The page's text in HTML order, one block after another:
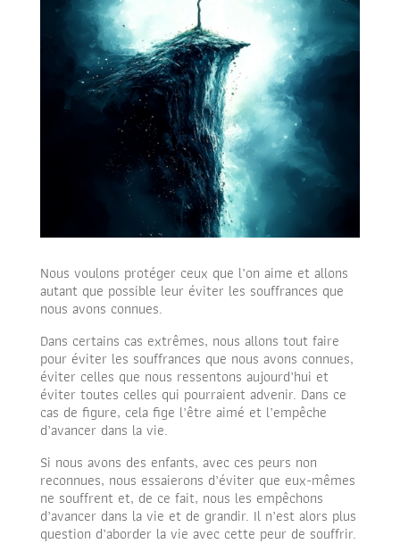
Nous voulons protéger ceux que l’on aime et allons
autant que possible leur éviter les souffrances que
nous avons connues.
Dans certains cas extrêmes, nous allons tout faire
pour éviter les souffrances que nous avons connues,
éviter celles que nous ressentons aujourd’hui et
éviter toutes celles qui pourraient advenir. Dans ce
cas de figure, cela fige l’être aimé et l’empêche
d’avancer dans la vie.
Si nous avons des enfants, avec ces peurs non
reconnues, nous essaierons d’éviter que eux-mêmes
ne souffrent et, de ce fait, nous les empêchons
d’avancer dans la vie et de grandir. Il n’est alors plus
question d’aborder la vie avec cette peur de souffrir.